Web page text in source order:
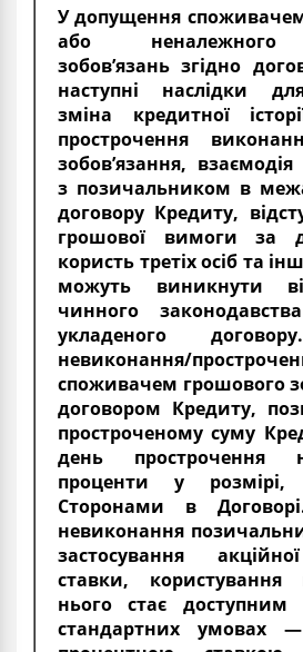
У допущення
або неналежного
зобов’язань згідно
наступні наслідки
зміна кредитної
прострочення
зобов’язання,
з позичальником в
договору Кредиту,
грошової вимоги за
користь третіх осіб та
можуть виникнути
чинного
укладеного
невиконання/
споживачем грошового
договором Кредиту,
простроченому суму
день прострочення
проценти у розмірі,
Сторонами в
невиконання
застосування
ставки,
нього стає
стандартних умовах